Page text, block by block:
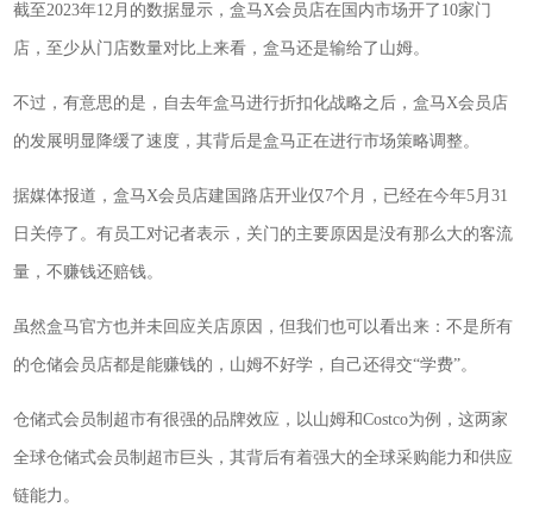
截至2023年12月的数据显示，盒马X会员店在国内市场开了10家门
店，至少从门店数量对比上来看，盒马还是输给了山姆。
不过，有意思的是，自去年盒马进行折扣化战略之后，盒马X会员店
的发展明显降缓了速度，其背后是盒马正在进行市场策略调整。
据媒体报道，盒马X会员店建国路店开业仅7个月，已经在今年5月31
日关停了。有员工对记者表示，关门的主要原因是没有那么大的客流
量，不赚钱还赔钱。
虽然盒马官方也并未回应关店原因，但我们也可以看出来：不是所有
的仓储会员店都是能赚钱的，山姆不好学，自己还得交“学费”。
仓储式会员制超市有很强的品牌效应，以山姆和Costco为例，这两家
全球仓储式会员制超市巨头，其背后有着强大的全球采购能力和供应
链能力。